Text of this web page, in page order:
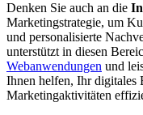
Denken Sie auch an die
Marketingstrategie, um
und personalisierte
unterstützt in diesen
Webanwendungen und
Ihnen helfen, Ihr digitales
Marketingaktivitäten